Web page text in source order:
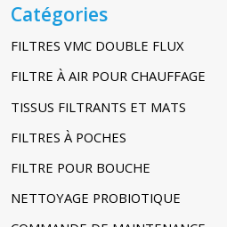
Catégories
FILTRES VMC DOUBLE FLUX
FILTRE À AIR POUR CHAUFFAGE
TISSUS FILTRANTS ET MATS
FILTRES À POCHES
FILTRE POUR BOUCHE
NETTOYAGE PROBIOTIQUE